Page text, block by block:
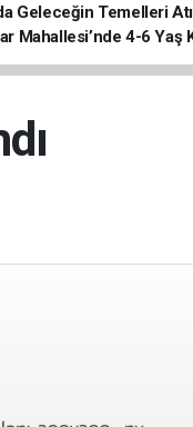
Geleceğin Temelleri
Mahallesi’nde 4-6 Yaş
Başladı